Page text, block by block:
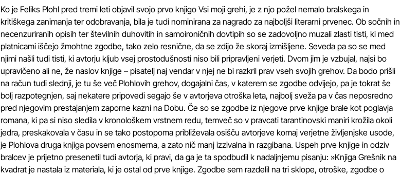
Ko je Feliks Plohl pred tremi leti objavil svojo prvo knjigo Vsi moji grehi, je z njo požel nemalo bralskega in
kritiškega zanimanja ter odobravanja, bila je tudi nominirana za nagrado za najboljši literarni prvenec. Ob sočnih in
necenzuriranih opisih ter številnih duhovitih in samoironičnih dovtipih so se zadovoljno muzali zlasti tisti, ki med
platnicami iščejo žmohtne zgodbe, tako zelo resnične, da se zdijo že skoraj izmišljene. Seveda pa so se med
njimi našli tudi tisti, ki avtorju kljub vsej prostodušnosti niso bili pripravljeni verjeti. Dvom jim je vzbujal, najsi bo
upravičeno ali ne, že naslov knjige – pisatelj naj vendar v njej ne bi razkril prav vseh svojih grehov. Da bodo prišli
na račun tudi slednji, je tu še več Plohlovih grehov, dogajalni čas, v katerem se zgodbe odvijejo, pa je tokrat še
bolj razpotegnjen, saj nekatere pripovedi segajo še v avtorjeva otroška leta, najbolj sveža pa v čas neposredno
pred njegovim prestajanjem zaporne kazni na Dobu. Če so se zgodbe iz njegove prve knjige brale kot poglavja
romana, ki pa si niso sledila v kronološkem vrstnem redu, temveč so v pravcati tarantinovski maniri krožila okoli
jedra, preskakovala v času in se tako postopoma približevala osišču avtorjeve komaj verjetne življenjske usode,
je Plohlova druga knjiga povsem enosmerna, a zato nič manj izzivalna in razgibana. Uspeh prve knjige in odziv
bralcev je prijetno presenetil tudi avtorja, ki pravi, da ga je ta spodbudil k nadaljnjemu pisanju: »Knjiga Grešnik na
kvadrat je nastala iz materiala, ki je ostal od prve knjige. Zgodbe sem razdelil na tri sklope, otroške, zgodbe o